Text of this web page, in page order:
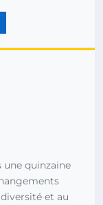
une quinzaine
et au